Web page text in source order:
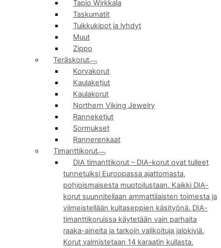
Tapio Wirkkala
Taskumatit
Tuikkukipot ja lyhdyt
Muut
Zippo
Teräskorut
Korvakorut
Kaulaketjut
Kaulakorut
Northern Viking Jewelry
Ranneketjut
Sormukset
Rannerenkaat
Timanttikorut
DIA timanttikorut – DIA-korut ovat tulleet
tunnetuiksi Euroopassa ajattomasta,
pohjoismaisesta muotoilustaan. Kaikki DIA-
korut suunnitellaan ammattilaisten toimesta ja
viimeistellään kultaseppien käsityönä. DIA-
timanttikoruissa käytetään vain parhaita
raaka-aineita ja tarkoin valikoituja jalokiviä.
Korut valmistetaan 14 karaatin kullasta.